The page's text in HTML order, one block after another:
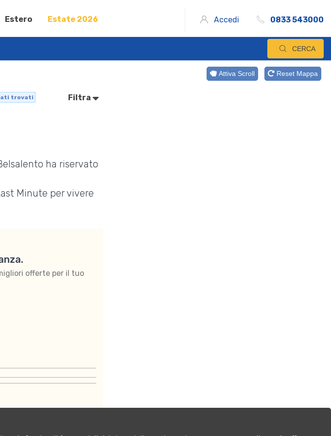
Estero Estate 2026 Accedi 0833 543000
CERCA
trovati Filtra
ha riservato
Minute per vivere
offerte per il tuo
Attiva Scroll Reset Mappa